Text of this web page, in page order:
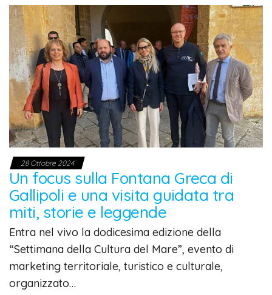
28 Ottobre 2024
Un focus sulla Fontana Greca di
Gallipoli e una visita guidata tra
miti, storie e leggende
Entra nel vivo la dodicesima edizione della
“Settimana della Cultura del Mare”, evento di
marketing territoriale, turistico e culturale,
organizzato…